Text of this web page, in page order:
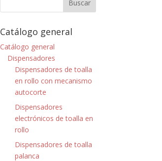
Catálogo general
Catálogo general
Dispensadores
Dispensadores de toalla
en rollo con mecanismo
autocorte
Dispensadores
electrónicos de toalla en
rollo
Dispensadores de toalla
palanca